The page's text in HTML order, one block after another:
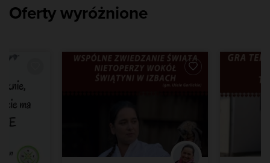
Oferty wyróżnione